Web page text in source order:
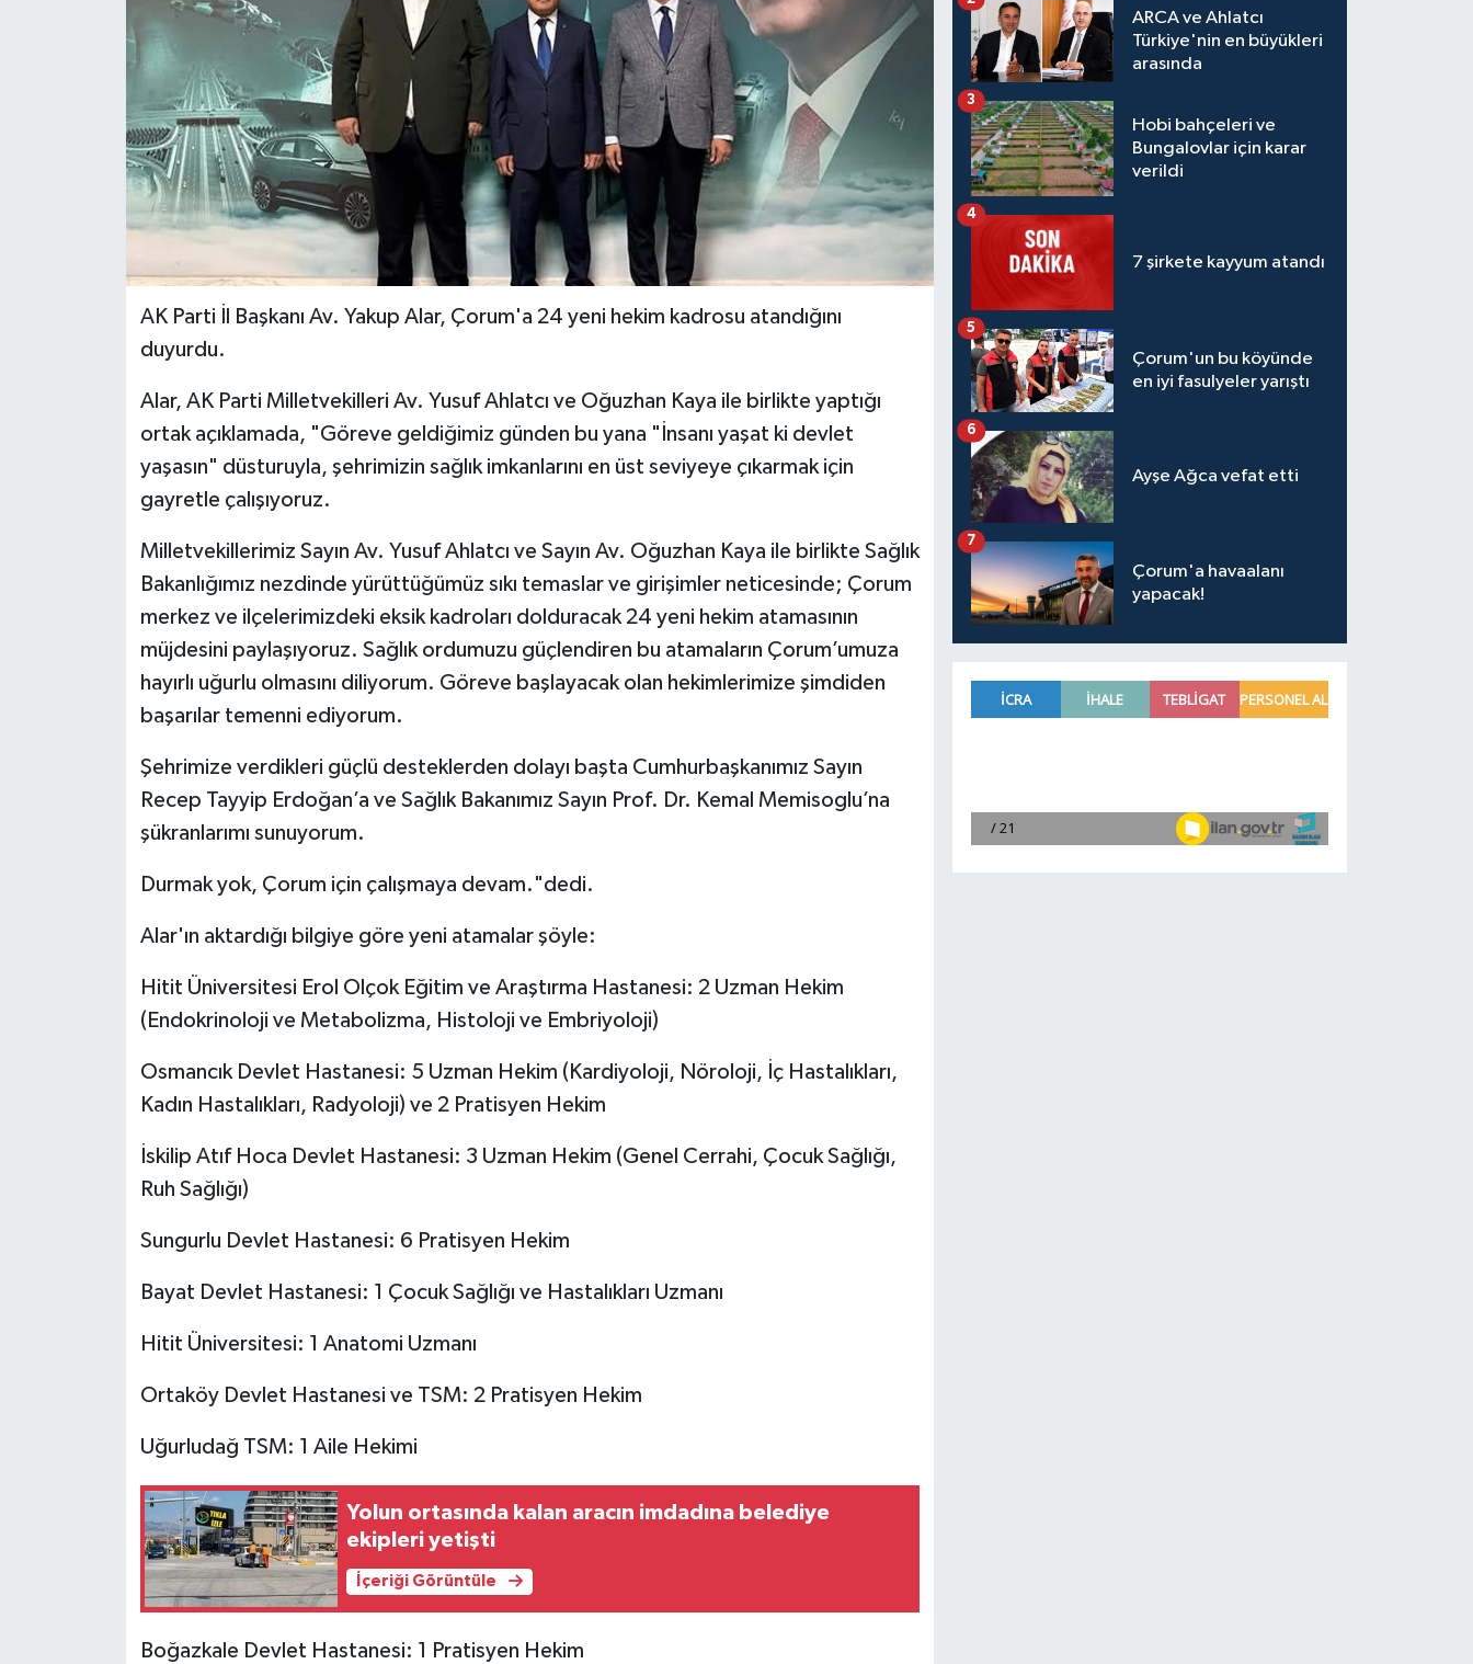
AK Parti İl Başkanı Av. Yakup Alar, Çorum'a 24 yeni hekim kadrosu atandığını
duyurdu.
Alar, AK Parti Milletvekilleri Av. Yusuf Ahlatcı ve Oğuzhan Kaya ile birlikte yaptığı
ortak açıklamada, "Göreve geldiğimiz günden bu yana "İnsanı yaşat ki devlet
yaşasın" düsturuyla, şehrimizin sağlık imkanlarını en üst seviyeye çıkarmak için
gayretle çalışıyoruz.
Milletvekillerimiz Sayın Av. Yusuf Ahlatcı ve Sayın Av. Oğuzhan Kaya ile birlikte Sağlık
Bakanlığımız nezdinde yürüttüğümüz sıkı temaslar ve girişimler neticesinde; Çorum
merkez ve ilçelerimizdeki eksik kadroları dolduracak 24 yeni hekim atamasının
müjdesini paylaşıyoruz. Sağlık ordumuzu güçlendiren bu atamaların Çorum’umuza
hayırlı uğurlu olmasını diliyorum. Göreve başlayacak olan hekimlerimize şimdiden
başarılar temenni ediyorum.
Şehrimize verdikleri güçlü desteklerden dolayı başta Cumhurbaşkanımız Sayın
Recep Tayyip Erdoğan’a ve Sağlık Bakanımız Sayın Prof. Dr. Kemal Memisoglu’na
şükranlarımı sunuyorum.
Durmak yok, Çorum için çalışmaya devam."dedi.
Alar'ın aktardığı bilgiye göre yeni atamalar şöyle:
Hitit Üniversitesi Erol Olçok Eğitim ve Araştırma Hastanesi: 2 Uzman Hekim
(Endokrinoloji ve Metabolizma, Histoloji ve Embriyoloji)
Osmancık Devlet Hastanesi: 5 Uzman Hekim (Kardiyoloji, Nöroloji, İç Hastalıkları,
Kadın Hastalıkları, Radyoloji) ve 2 Pratisyen Hekim
İskilip Atıf Hoca Devlet Hastanesi: 3 Uzman Hekim (Genel Cerrahi, Çocuk Sağlığı,
Ruh Sağlığı)
Sungurlu Devlet Hastanesi: 6 Pratisyen Hekim
Bayat Devlet Hastanesi: 1 Çocuk Sağlığı ve Hastalıkları Uzmanı
Hitit Üniversitesi: 1 Anatomi Uzmanı
Ortaköy Devlet Hastanesi ve TSM: 2 Pratisyen Hekim
Uğurludağ TSM: 1 Aile Hekimi
Yolun ortasında kalan aracın imdadına belediye
ekipleri yetişti
İçeriği Görüntüle
Boğazkale Devlet Hastanesi: 1 Pratisyen Hekim
ARCA ve Ahlatcı
Türkiye'nin en büyükleri
arasında
Hobi bahçeleri ve
Bungalovlar için karar
verildi
3
7 şirkete kayyum atandı
4
Çorum'un bu köyünde
en iyi fasulyeler yarıştı
5
Ayşe Ağca vefat etti
6
Çorum'a havaalanı
yapacak!
7
İLÇELER
TEKNOLOJİ